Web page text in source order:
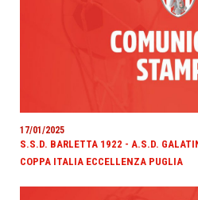
17/01/2025
S.S.D. BARLETTA 1922 - A.S.D.
COPPA ITALIA ECCELLENZA PUGLIA